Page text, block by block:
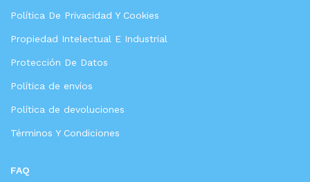
Política De Privacidad Y Cookies
Propiedad Intelectual E Industrial
Protección De Datos
Política de envíos
Política de devoluciones
Términos Y Condiciones
FAQ